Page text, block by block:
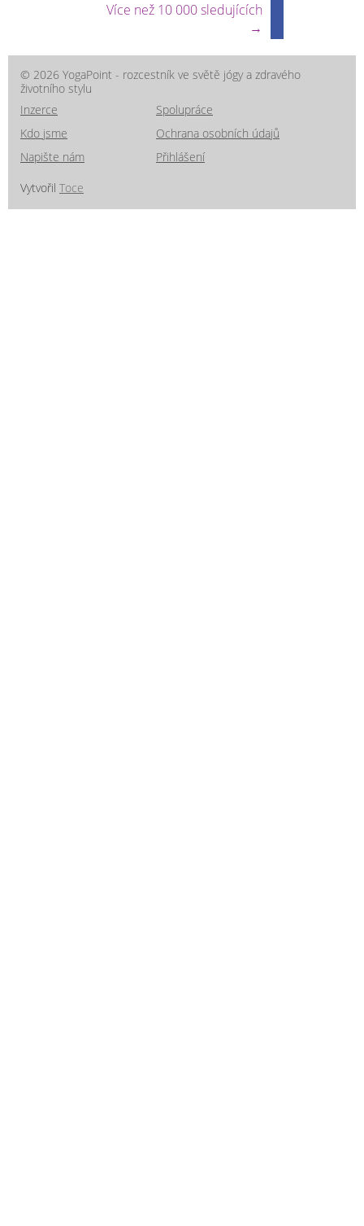
Více než 10 000 sledujících
→
© 2026 YogaPoint - rozcestník ve světě jógy a zdravého
životního stylu
Inzerce
Spolupráce
Kdo jsme
Ochrana osobních údajů
Napište nám
Přihlášení
Vytvořil Toce